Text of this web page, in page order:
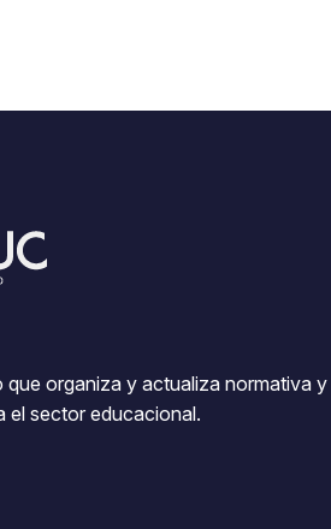
que organiza y actualiza normativa y
el sector educacional.